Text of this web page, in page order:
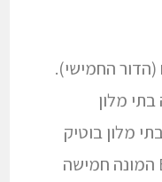
(הדור החמישי).
בתי מלון
מלון בוטיק
בפריס בשם ביוגרפי Biografy המונה חמישה